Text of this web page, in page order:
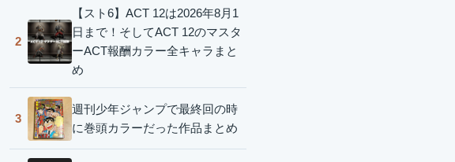
2
【スト6】ACT 12は2026年8月1
日まで！そしてACT 12のマスタ
ーACT報酬カラー全キャラまと
め
3
週刊少年ジャンプで最終回の時
に巻頭カラーだった作品まとめ